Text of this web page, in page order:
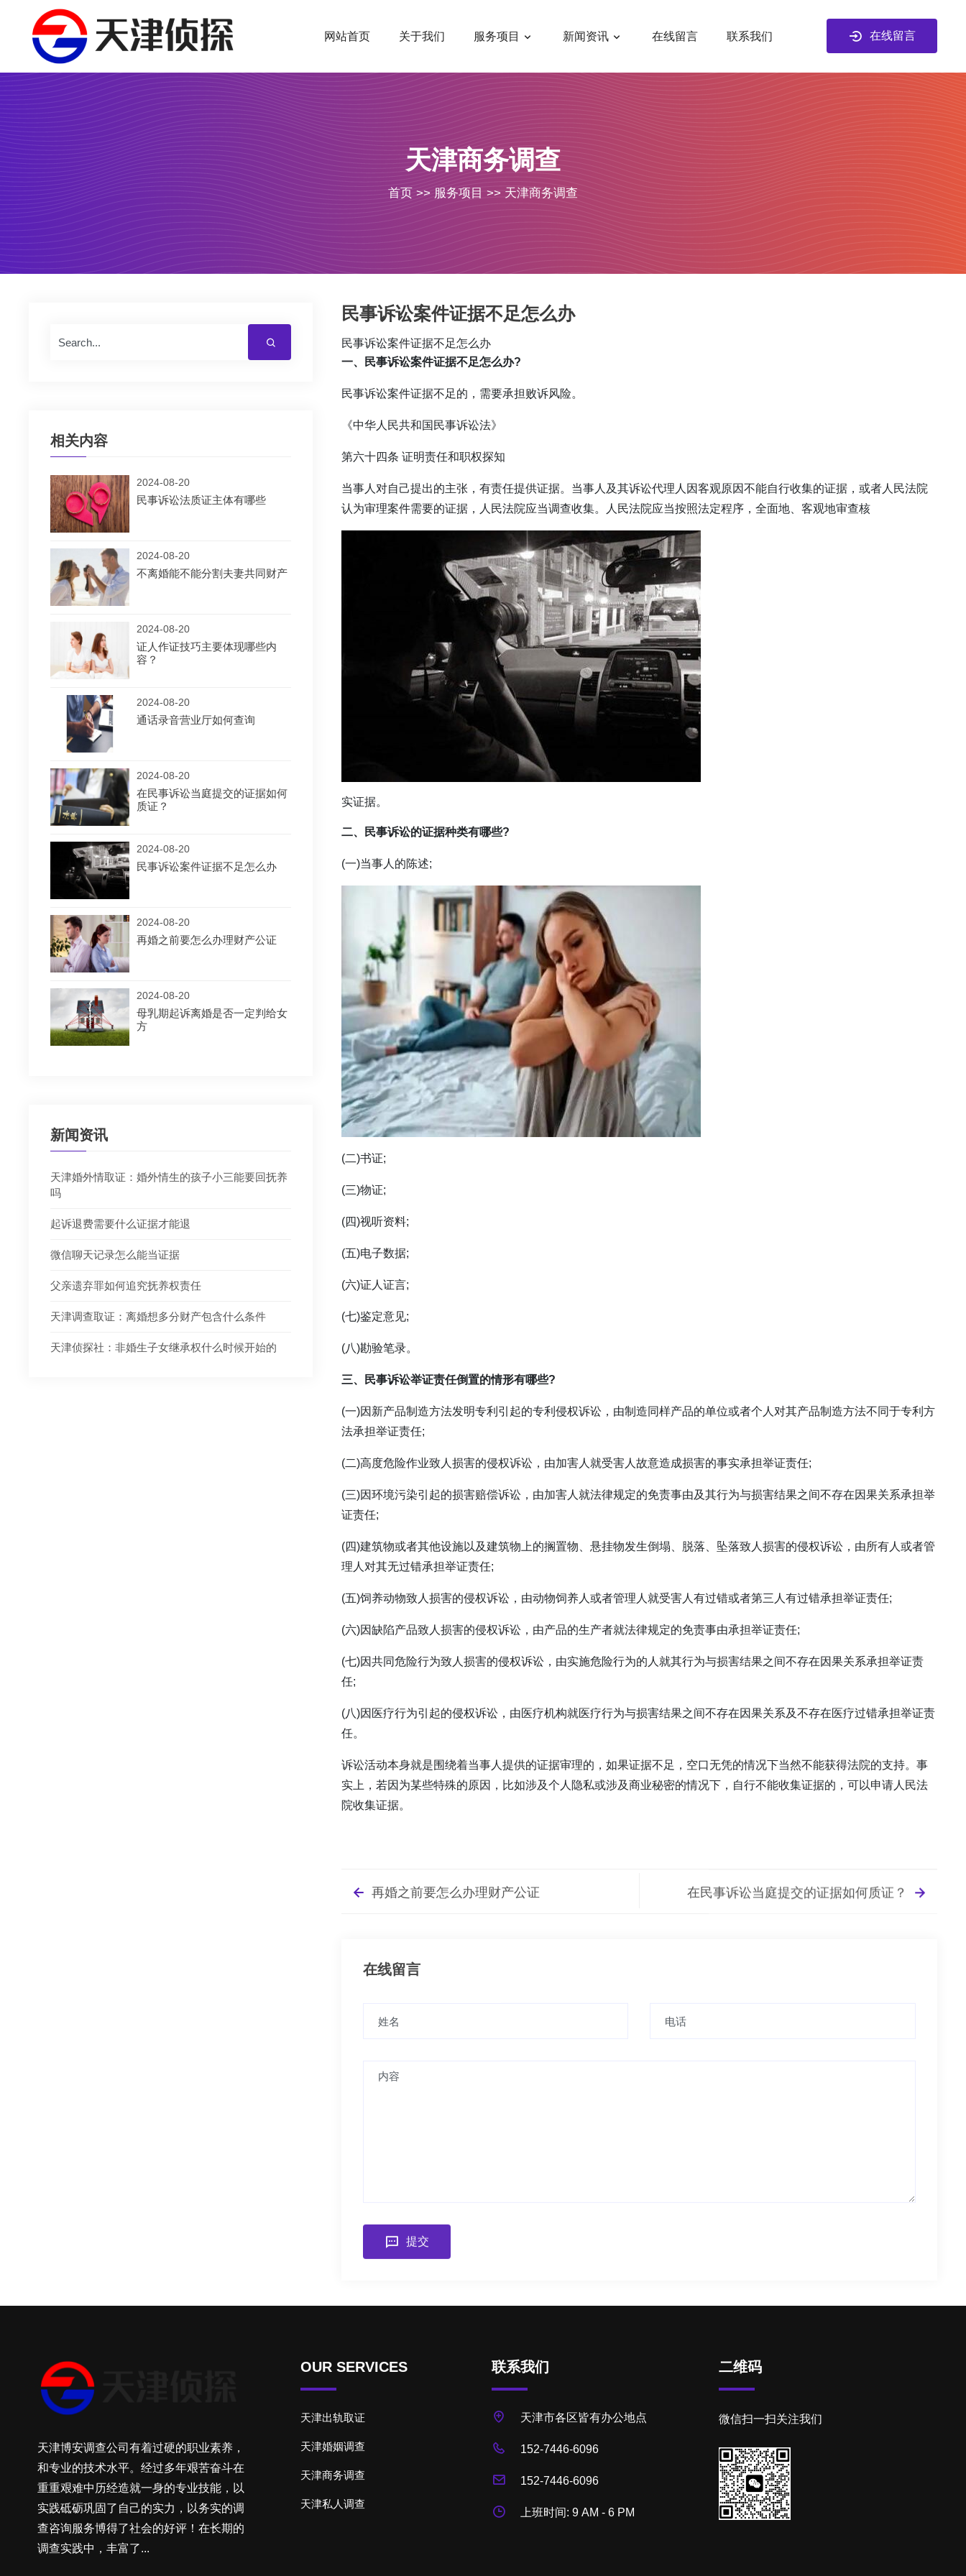
网站首页 关于我们 服务项目 新闻资讯 在线留言 联系我们 在线留言
天津商务调查
首页 >> 服务项目 >> 天津商务调查
相关内容
2024-08-20
民事诉讼法质证主体有哪些
2024-08-20
不离婚能不能分割夫妻共同财产
2024-08-20
证人作证技巧主要体现哪些内
容？
2024-08-20
通话录音营业厅如何查询
2024-08-20
在民事诉讼当庭提交的证据如何
质证？
2024-08-20
民事诉讼案件证据不足怎么办
2024-08-20
再婚之前要怎么办理财产公证
2024-08-20
母乳期起诉离婚是否一定判给女
方
新闻资讯
天津婚外情取证：婚外情生的孩子小三能要回抚养
吗
起诉退费需要什么证据才能退
微信聊天记录怎么能当证据
父亲遗弃罪如何追究抚养权责任
天津调查取证：离婚想多分财产包含什么条件
天津侦探社：非婚生子女继承权什么时候开始的
民事诉讼案件证据不足怎么办
民事诉讼案件证据不足怎么办
一、民事诉讼案件证据不足怎么办?
民事诉讼案件证据不足的，需要承担败诉风险。
《中华人民共和国民事诉讼法》
第六十四条 证明责任和职权探知
当事人对自己提出的主张，有责任提供证据。当事人及其诉讼代理人因客观原因不能自行收集的证据，或者人民法院
认为审理案件需要的证据，人民法院应当调查收集。人民法院应当按照法定程序，全面地、客观地审查核
实证据。
二、民事诉讼的证据种类有哪些?
(一)当事人的陈述;
(二)书证;
(三)物证;
(四)视听资料;
(五)电子数据;
(六)证人证言;
(七)鉴定意见;
(八)勘验笔录。
三、民事诉讼举证责任倒置的情形有哪些?
(一)因新产品制造方法发明专利引起的专利侵权诉讼，由制造同样产品的单位或者个人对其产品制造方法不同于专利方
法承担举证责任;
(二)高度危险作业致人损害的侵权诉讼，由加害人就受害人故意造成损害的事实承担举证责任;
(三)因环境污染引起的损害赔偿诉讼，由加害人就法律规定的免责事由及其行为与损害结果之间不存在因果关系承担举
证责任;
(四)建筑物或者其他设施以及建筑物上的搁置物、悬挂物发生倒塌、脱落、坠落致人损害的侵权诉讼，由所有人或者管
理人对其无过错承担举证责任;
(五)饲养动物致人损害的侵权诉讼，由动物饲养人或者管理人就受害人有过错或者第三人有过错承担举证责任;
(六)因缺陷产品致人损害的侵权诉讼，由产品的生产者就法律规定的免责事由承担举证责任;
(七)因共同危险行为致人损害的侵权诉讼，由实施危险行为的人就其行为与损害结果之间不存在因果关系承担举证责
任;
(八)因医疗行为引起的侵权诉讼，由医疗机构就医疗行为与损害结果之间不存在因果关系及不存在医疗过错承担举证责
任。
诉讼活动本身就是围绕着当事人提供的证据审理的，如果证据不足，空口无凭的情况下当然不能获得法院的支持。事
实上，若因为某些特殊的原因，比如涉及个人隐私或涉及商业秘密的情况下，自行不能收集证据的，可以申请人民法
院收集证据。
再婚之前要怎么办理财产公证 在民事诉讼当庭提交的证据如何质证？
在线留言
提交
天津博安调查公司有着过硬的职业素养，
和专业的技术水平。经过多年艰苦奋斗在
重重艰难中历经造就一身的专业技能，以
实践砥砺巩固了自己的实力，以务实的调
查咨询服务博得了社会的好评！在长期的
调查实践中，丰富了...
OUR SERVICES
天津出轨取证
天津婚姻调查
天津商务调查
天津私人调查
联系我们
天津市各区皆有办公地点
152-7446-6096
152-7446-6096
上班时间: 9 AM - 6 PM
二维码
微信扫一扫关注我们